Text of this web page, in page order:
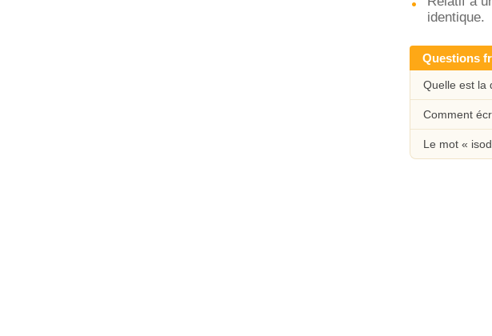
identique.
Questions
Quelle est la
Comment
Le mot «